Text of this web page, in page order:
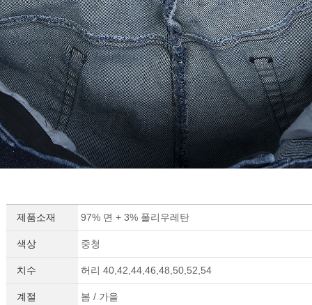
제품소재 97% 면 + 3% 폴리우레탄
색상 중청
치수 허리 40,42,44,46,48,50,52,54
계절 봄 / 가을